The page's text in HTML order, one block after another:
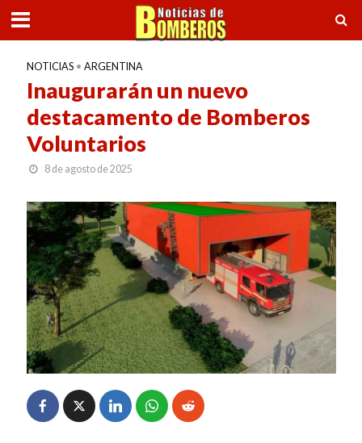
NOTICIAS • ARGENTINA
Inaugurarán un nuevo
destacamento de Bomberos
Voluntarios
8 de agosto de 2025